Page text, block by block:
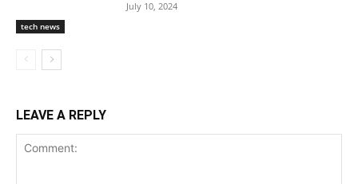
tech news
July 10, 2024
LEAVE A REPLY